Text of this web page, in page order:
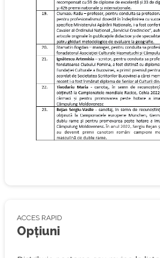
ACCES RAPID
Opțiuni